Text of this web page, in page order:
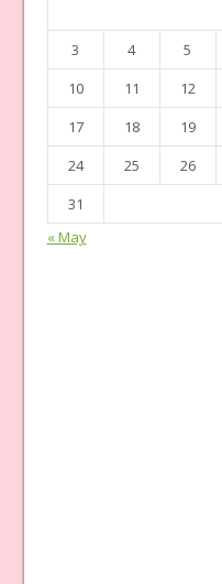
3
4 5
10
11 12
17
18 19
24
25 26
31
« May